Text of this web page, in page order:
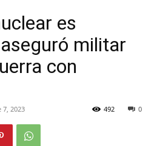
es
militar
con
7, 2023 0
492